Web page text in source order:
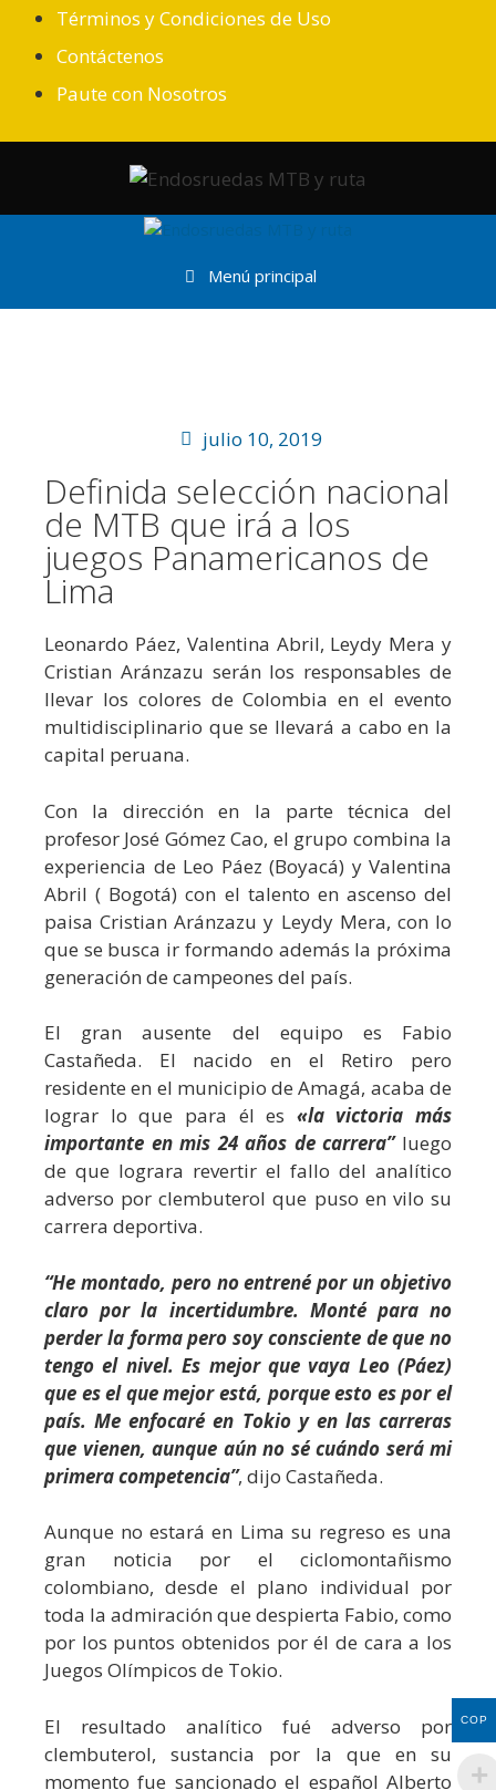
Términos y Condiciones de Uso
Contáctenos
Paute con Nosotros
Menú principal
julio 10, 2019
Definida selección nacional
de MTB que irá a los
juegos Panamericanos de
Lima
Leonardo Páez, Valentina Abril, Leydy Mera y
Cristian Aránzazu serán los responsables de
llevar los colores de Colombia en el evento
multidisciplinario que se llevará a cabo en la
capital peruana.
Con la dirección en la parte técnica del
profesor José Gómez Cao, el grupo combina la
experiencia de Leo Páez (Boyacá) y Valentina
Abril ( Bogotá) con el talento en ascenso del
paisa Cristian Aránzazu y Leydy Mera, con lo
que se busca ir formando además la próxima
generación de campeones del país.
El gran ausente del equipo es Fabio
Castañeda. El nacido en el Retiro pero
residente en el municipio de Amagá, acaba de
lograr lo que para él es «la victoria más
importante en mis 24 años de carrera” luego
de que lograra revertir el fallo del analítico
adverso por clembuterol que puso en vilo su
carrera deportiva.
“He montado, pero no entrené por un objetivo
claro por la incertidumbre. Monté para no
perder la forma pero soy consciente de que no
tengo el nivel. Es mejor que vaya Leo (Páez)
que es el que mejor está, porque esto es por el
país. Me enfocaré en Tokio y en las carreras
que vienen, aunque aún no sé cuándo será mi
primera competencia”, dijo Castañeda.
Aunque no estará en Lima su regreso es una
gran noticia por el ciclomontañismo
colombiano, desde el plano individual por
toda la admiración que despierta Fabio, como
por los puntos obtenidos por él de cara a los
Juegos Olímpicos de Tokio.
El resultado analítico fué adverso por
clembuterol, sustancia por la que en su
momento fue sancionado el español Alberto
COP